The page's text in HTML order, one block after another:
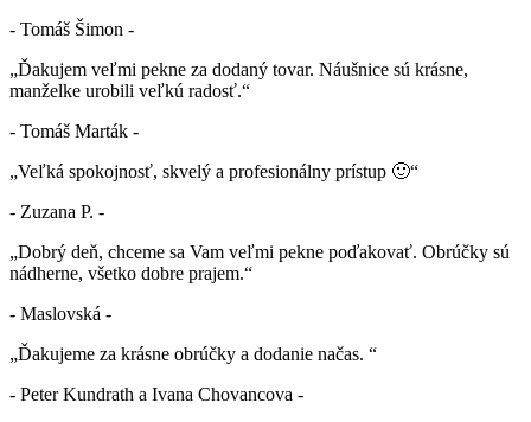
- Tomáš Šimon -
„Ďakujem veľmi pekne za dodaný tovar. Náušnice sú krásne,
manželke urobili veľkú radosť.“
- Tomáš Marták -
„Veľká spokojnosť, skvelý a profesionálny prístup 🙂“
- Zuzana P. -
„Dobrý deň, chceme sa Vam veľmi pekne poďakovať. Obrúčky sú
nádherne, všetko dobre prajem.“
- Maslovská -
„Ďakujeme za krásne obrúčky a dodanie načas. “
- Peter Kundrath a Ivana Chovancova -